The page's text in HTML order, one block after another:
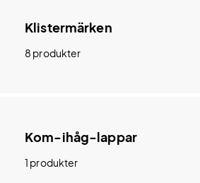
Klistermärken
8 produkter
Kom-ihåg-lappar
1 produkter